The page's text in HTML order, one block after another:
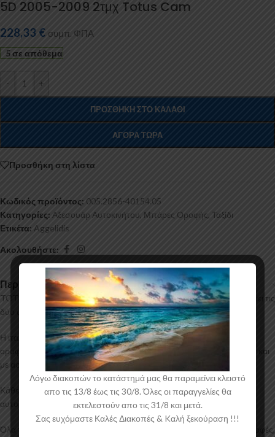
5D 2005-2009 2τμχ Totus Cam
228,33 € συμπ. ΦΠΑ
5 σε απόθεμα
- +
ΠΡΟΣΘΉΚΗ ΣΤΟ ΚΑΛΆΘΙ
ΑΓΟΡΆ ΤΏΡΑ
Προσθήκη στη λίστα
Κωδικός προϊόντος: 005.2856-40154.05
Κατηγορίες: Αξεσουάρ Αυτοκινήτου, Μπάρες Οροφής, Ταξίδι
Ετικέτα: Aggelidis
Ακολουθήστε:
Περιγραφή
TOTUS: Ένα ολοκληρωμένο κιτ από την CAM, το οποίο περιλαμβάνει τις
δύο αλουμινένιες μπάρες οροφής και τις βάσεις-πόδια τους (4).
Η ιταλική εταιρία CAM δημιουργεί ολοκληρωμένα πακέτα μπαρών
οροφής, σειρά TOTUS, τα οποία μπορούν να τοποθετηθούν εύκολα και
με ασφάλεια από εσάς.
Κάθε κιτ αναπτύσσεται και σχεδιάζεται ξεχωριστά για κάθε μοντέλο
αυτοκίνητου.
Όλα τα προϊόντα της CAM πληρούν όλες τις Ευρωπαϊκές προδιαγραφές,
Λόγω διακοπών το κατάστημά μας θα παραμείνει κλειστό
απο τις 13/8 έως τις 30/8. Όλες οι παραγγελίες θα
εκτελεστούν απο τις 31/8 και μετά.
Σας ευχόμαστε Καλές Διακοπές & Kαλή ξεκούραση !!!